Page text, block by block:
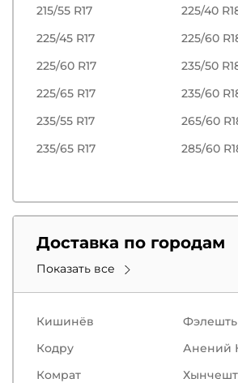
215/55 R17
225/45 R17
225/60 R17
225/65 R17
235/55 R17
235/65 R17
225/40
225/60
235/50
235/60
265/60
285/60
Доставка по городам
Показать все
Кишинёв
Фэлешть
Кодру
Анений
Комрат